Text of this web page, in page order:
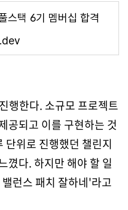
스택 6기 멤버십 합격
행한다. 소규모 프로젝트
공되고 이를 구현하는 것
단위로 진행했던 챌린지
꼈다. 하지만 해야 할 일
런스 패치 잘하네'라고